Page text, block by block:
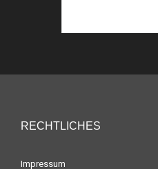
RECHTLICHES
Impressum